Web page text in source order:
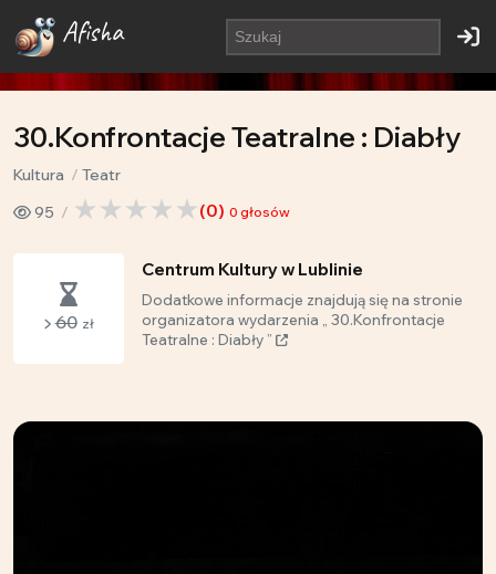
Afisha
30.Konfrontacje Teatralne : Diabły
Kultura
Teatr
95
(0) 0 głosów
60 zł
Centrum Kultury w Lublinie
Dodatkowe informacje znajdują się na stronie
organizatora wydarzenia „ 30.Konfrontacje
Teatralne : Diabły ”